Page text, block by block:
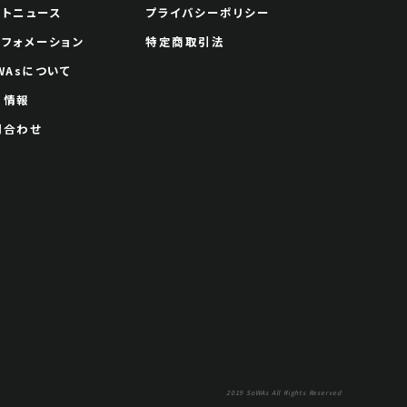
ニュース
ォメーション
について
報
わせ
プライバシーポリシー
特定商取引法
2019 SoWAs All Rights Reserved